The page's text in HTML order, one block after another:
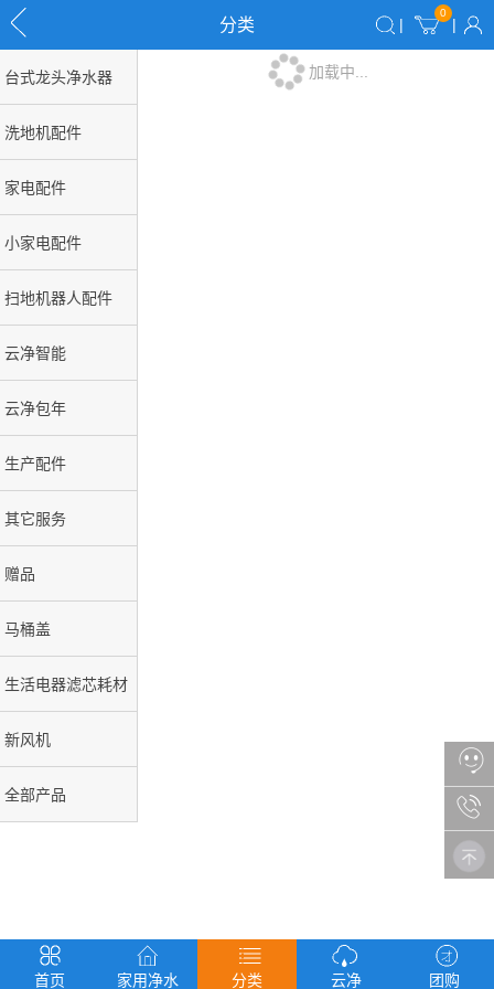
分类 |
0
|
首页 家用净水 分类 云净 团购
台式龙头净水器
洗地机配件
家电配件
小家电配件
扫地机器人配件
云净智能
云净包年
生产配件
其它服务
赠品
马桶盖
生活电器滤芯耗材
新风机
全部产品
加载中...